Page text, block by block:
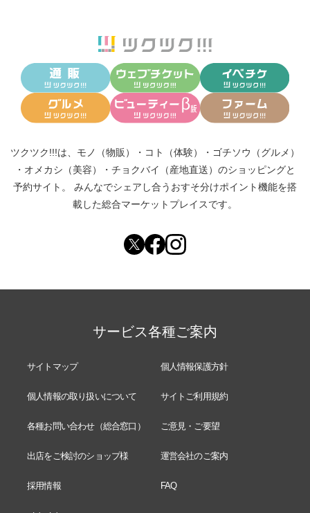
ツクツク!!!は、 モノ（物販） ・ コト（体験） ・ ゴチソウ（グルメ）
・ オメカシ（美容） ・ チョクバイ（産地直送） のショッピングと
予約サイト。
みんなでシェアし合う おすそ分けポイント機能を搭
載した総合マーケットプレイスです。
サービス各種ご案内
サイトマップ 個人情報保護方針
個人情報の取り扱いについて サイトご利用規約
各種お問い合わせ（総合窓口） ご意見・ご要望
出店をご検討のショップ様 運営会社のご案内
採用情報 FAQ